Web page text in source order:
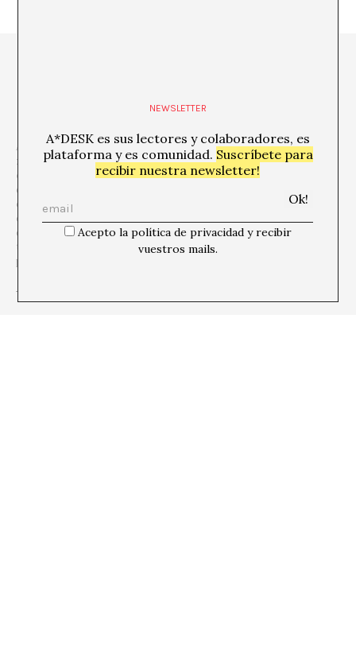
A*DESK es una plataforma crítica centrada en la edición, la
formación, la experimentación, la comunicación y la difusión
en relación a la cultura y el arte contemporáneos,
define desde la
contemporáneo, porque es de allí de donde venimos y esta
consciencia nos permite ir mucho más allá, incorporar otras
disciplinas y formas del pensamiento para hablar y debatir sobre
temas que son de relevancia y de urgencia para entender nuestro
presente.
+ Ver todas las publicaciones del autor/a
NEWSLETTER
A*DESK es sus lectores y colaboradores, es
plataforma y es comunidad. Suscríbete para
recibir nuestra newsletter!
Acepto la política de privacidad y recibir
vuestros mails.